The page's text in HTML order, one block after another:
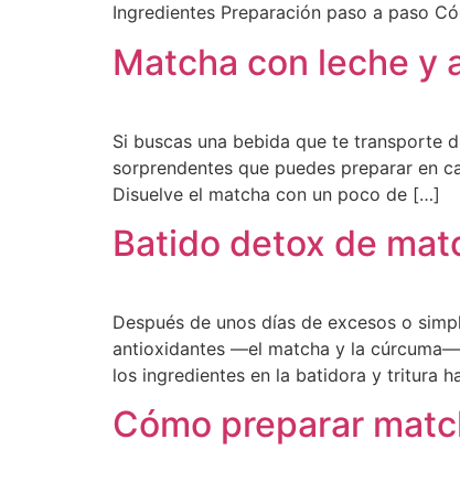
Ingredientes Preparación paso a paso
Matcha con leche y
Si buscas una bebida que te transporte
sorprendentes que puedes preparar en
Disuelve el matcha con un poco de […]
Batido detox de
Después de unos días de excesos o
antioxidantes —el matcha y la
los ingredientes en la batidora y tritura
Cómo preparar